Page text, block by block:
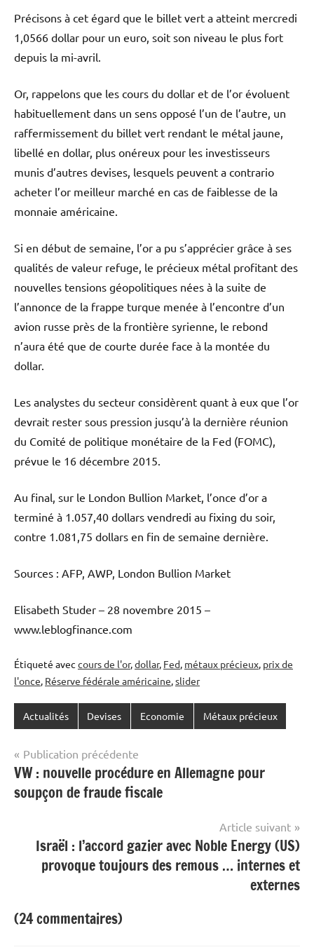
Précisons à cet égard que le billet vert a atteint mercredi
1,0566 dollar pour un euro, soit son niveau le plus fort
depuis la mi-avril.
Or, rappelons que les cours du dollar et de l’or évoluent
habituellement dans un sens opposé l’un de l’autre, un
raffermissement du billet vert rendant le métal jaune,
libellé en dollar, plus onéreux pour les investisseurs
munis d’autres devises, lesquels peuvent a contrario
acheter l’or meilleur marché en cas de faiblesse de la
monnaie américaine.
Si en début de semaine, l’or a pu s’apprécier grâce à ses
qualités de valeur refuge, le précieux métal profitant des
nouvelles tensions géopolitiques nées à la suite de
l’annonce de la frappe turque menée à l’encontre d’un
avion russe près de la frontière syrienne, le rebond
n’aura été que de courte durée face à la montée du
dollar.
Les analystes du secteur considèrent quant à eux que l’or
devrait rester sous pression jusqu’à la dernière réunion
du Comité de politique monétaire de la Fed (FOMC),
prévue le 16 décembre 2015.
Au final, sur le London Bullion Market, l’once d’or a
terminé à 1.057,40 dollars vendredi au fixing du soir,
contre 1.081,75 dollars en fin de semaine dernière.
Sources : AFP, AWP, London Bullion Market
Elisabeth Studer – 28 novembre 2015 –
www.leblogfinance.com
Étiqueté avec cours de l'or,dollar, Fed, métaux précieux, prix de
l'once, Réserve fédérale américaine,slider
Actualités Devises Economie Métaux précieux
Navigation
de
l’article
Publication précédente
VW : nouvelle procédure en Allemagne pour
soupçon de fraude fiscale
Article suivant
Israël : l’accord gazier avec Noble Energy (US)
provoque toujours des remous … internes et
externes
(24 commentaires)